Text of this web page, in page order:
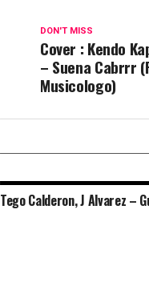
DON'T MISS
Cover : Kendo
– Suena Cabrrr
Musicologo)
Tego Calderon, J Alvarez –